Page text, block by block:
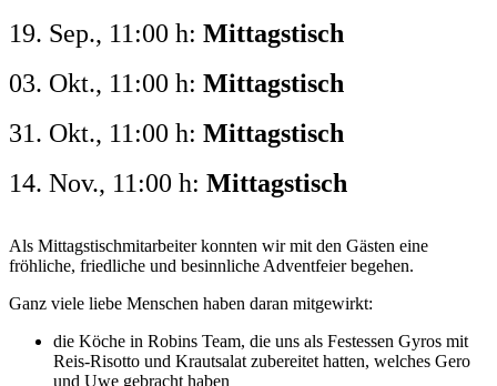
19. Sep., 11:00 h: Mittagstisch
03. Okt., 11:00 h: Mittagstisch
31. Okt., 11:00 h: Mittagstisch
14. Nov., 11:00 h: Mittagstisch
Als Mittagstischmitarbeiter konnten wir mit den Gästen eine
fröhliche, friedliche und besinnliche Adventfeier begehen.
Ganz viele liebe Menschen haben daran mitgewirkt:
die Köche in Robins Team, die uns als Festessen Gyros mit
Reis-Risotto und Krautsalat zubereitet hatten, welches Gero
und Uwe gebracht haben